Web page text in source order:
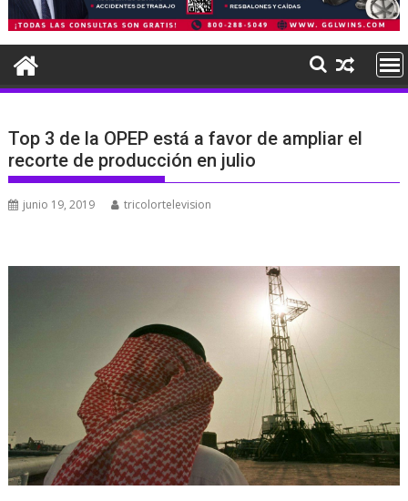
Top 3 de la OPEP está a favor de ampliar el
recorte de producción en julio
junio 19, 2019 tricolortelevision